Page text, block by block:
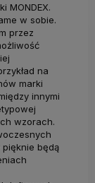
MONDEX.
w sobie.
przez
na
marki
innymi
wzorach.
będą